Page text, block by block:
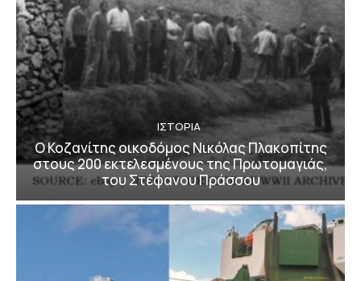
ΙΣΤΟΡΙΑ
Ο Κοζανίτης οικοδόμος Νικόλας Πλακοπίτης
στους 200 εκτελεσμένους της Πρωτομαγιάς,
του Στέφανου Πράσσου